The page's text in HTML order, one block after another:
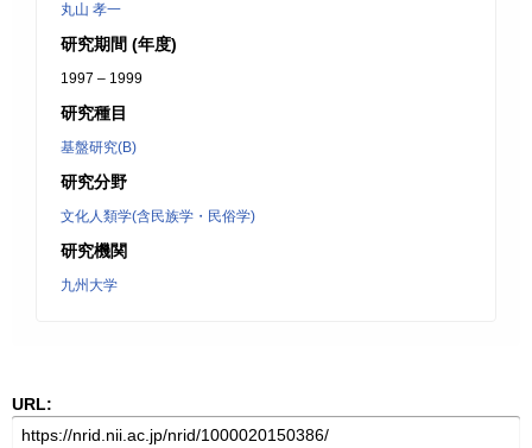
丸山 孝一
研究期間 (年度)
1997 – 1999
研究種目
基盤研究(B)
研究分野
文化人類学(含民族学・民俗学)
研究機関
九州大学
URL: